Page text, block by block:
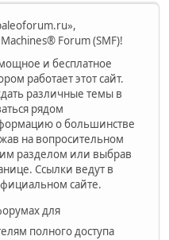
Forum (SMF)!
и бесплатное
работает этот сайт.
различные темы в
рядом
о большинстве
на вопросительном
разделом или выбрав
Ссылки ведут в
сайте.
для
полного доступа